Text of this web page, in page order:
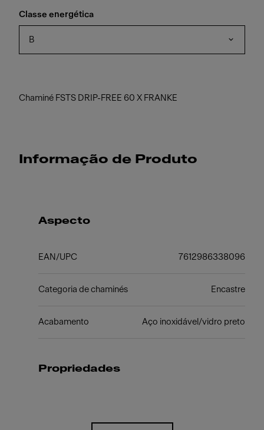
Classe energética
B
Chaminé FSTS DRIP-FREE 60 X FRANKE
Informação de Produto
Aspecto
EAN/UPC 7612986338096
Categoria de chaminés Encastre
Acabamento Aço inoxidável/vidro preto
Propriedades